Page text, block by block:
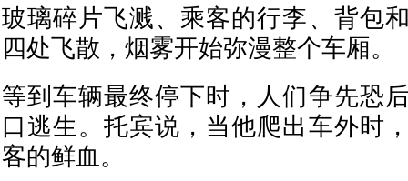
玻璃碎片飞溅、乘客的行李、背包
四处飞散，烟雾开始弥漫整个车厢。
等到车辆最终停下时，人们争先恐
口逃生。托宾说，当他爬出车外时
客的鲜血。